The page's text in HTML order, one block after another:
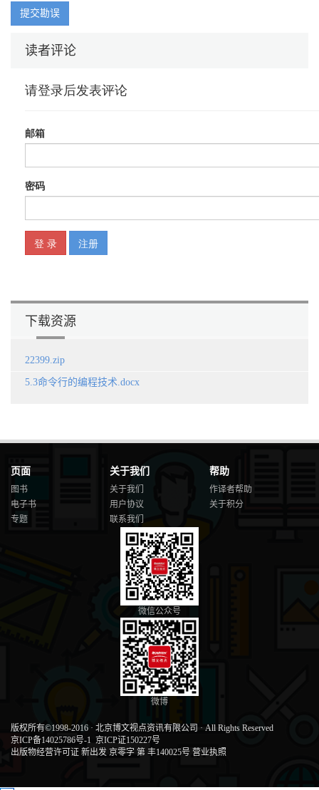
提交勘误
读者评论
下载资源
22399.zip
5.3命令行的编程技术.docx
页面
图书
电子书
专题
关于我们
关于我们
用户协议
联系我们
帮助
作译者帮助
关于积分
微信公众号
微博
版权所有©1998-2016 · 北京博文视点资讯有限公司 · All Rights Reserved
京ICP备14025786号-1 京ICP证150227号
出版物经营许可证 新出发 京零字 第 丰140025号 营业执照